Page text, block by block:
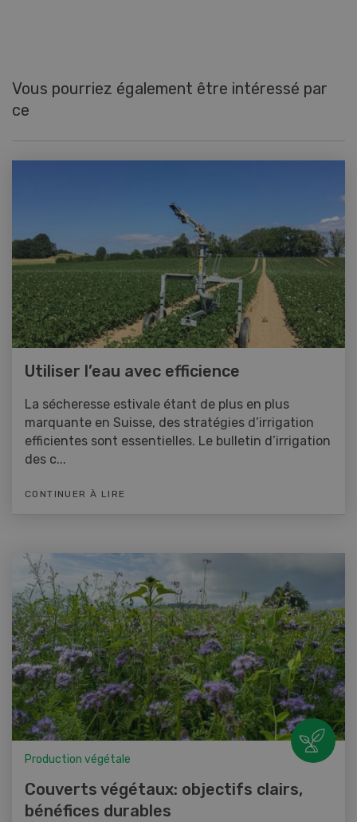
Vous pourriez également être intéressé par
ce
Utiliser l’eau avec efficience
La sécheresse estivale étant de plus en plus
marquante en Suisse, des stratégies d’irrigation
efficientes sont essentielles. Le bulletin d’irrigation
des c...
CONTINUER À LIRE
Production végétale
Couverts végétaux: objectifs clairs,
bénéfices durables